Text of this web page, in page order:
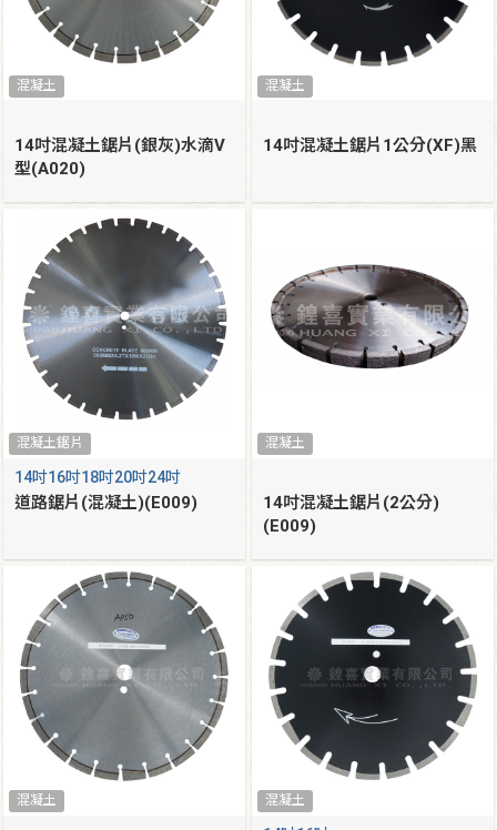
混凝土
14吋混凝土鋸片(銀灰)水滴V
型(A020)
混凝土
14吋混凝土鋸片1公分(XF)黑
混凝土鋸片
14吋16吋18吋20吋24吋
道路鋸片(混凝土)(E009)
混凝土
14吋混凝土鋸片(2公分)
(E009)
混凝土 混凝土